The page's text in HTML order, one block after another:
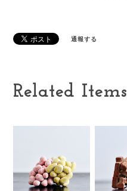
通報する
Related Items